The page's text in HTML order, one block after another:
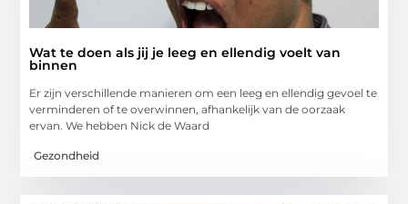
Wat te doen als jij je leeg en ellendig voelt van
binnen
Er zijn verschillende manieren om een leeg en ellendig gevoel te
verminderen of te overwinnen, afhankelijk van de oorzaak
ervan. We hebben Nick de Waard
Gezondheid